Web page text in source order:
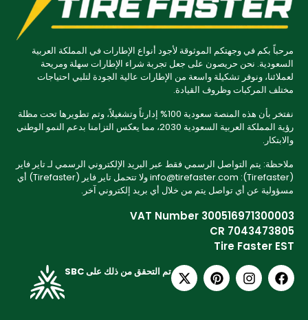
مرحباً بكم في وجهتكم الموثوقة لأجود أنواع الإطارات في المملكة العربية
السعودية. نحن حريصون على جعل تجربة شراء الإطارات سهلة ومريحة
لعملائنا، ونوفر تشكيلة واسعة من الإطارات عالية الجودة لتلبي احتياجات
مختلف المركبات وظروف القيادة.
نفتخر بأن هذه المنصة سعودية 100% إدارتاً وتشغيلاً، وتم تطويرها تحت مظلة
رؤية المملكة العربية السعودية 2030، مما يعكس التزامنا بدعم النمو الوطني
والابتكار.
ملاحظة: يتم التواصل الرسمي فقط عبر البريد الإلكتروني الرسمي لـ تاير فاير
(Tirefaster): info@tirefaster.com ولا تتحمل تاير فاير (Tirefaster) أي
مسؤولية عن أي تواصل يتم من خلال أي بريد إلكتروني آخر.
VAT Number 300516971300003
CR 7043473805
Tire Faster EST
تم التحقق من ذلك على SBC